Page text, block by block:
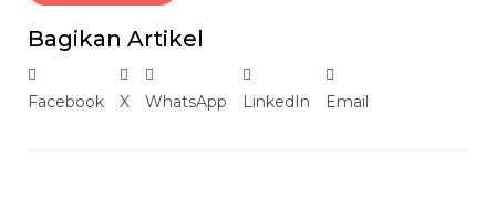
Bagikan Artikel
Facebook X WhatsApp LinkedIn Email